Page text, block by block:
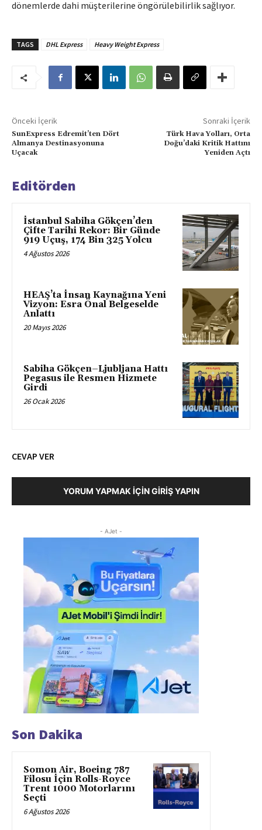
dönemlerde dahi müşterilerine öngörülebilirlik sağlıyor.
TAGS DHL Express Heavy Weight Express
Önceki İçerik
SunExpress Edremit’ten Dört
Almanya Destinasyonuna
Uçacak
Sonraki İçerik
Türk Hava Yolları, Orta
Doğu’daki Kritik Hattını
Yeniden Açtı
Editörden
İstanbul Sabiha Gökçen’den
Çifte Tarihi Rekor: Bir Günde
919 Uçuş, 174 Bin 325 Yolcu
4 Ağustos 2026
HEAŞ’ta İnsan Kaynağına Yeni
Vizyon: Esra Önal Belgeselde
Anlattı
20 Mayıs 2026
Sabiha Gökçen–Ljubljana Hattı
Pegasus ile Resmen Hizmete
Girdi
26 Ocak 2026
CEVAP VER
YORUM YAPMAK İÇIN GIRIŞ YAPIN
- AJet -
Son Dakika
Somon Air, Boeing 787
Filosu İçin Rolls-Royce
Trent 1000 Motorlarını
Seçti
6 Ağustos 2026